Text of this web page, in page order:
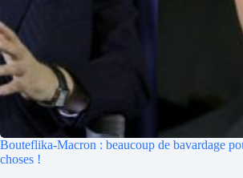
Bouteflika-Macron : beaucoup de bavardage
choses !